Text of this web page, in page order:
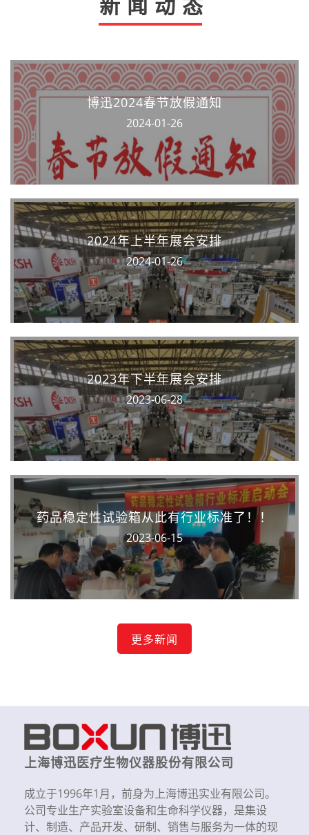
新闻动态
博迅2024春节放假通知
2024-01-26
2024年上半年展会安排
2024-01-26
2023年下半年展会安排
2023-06-28
药品稳定性试验箱从此有行业标准了！！
2023-06-15
更多新闻
上海博迅医疗生物仪器股份有限公司
成立于1996年1月，前身为上海博迅实业有限公司。
公司专业生产实验室设备和生命科学仪器，是集设
计、制造、产品开发、研制、销售与服务为一体的现